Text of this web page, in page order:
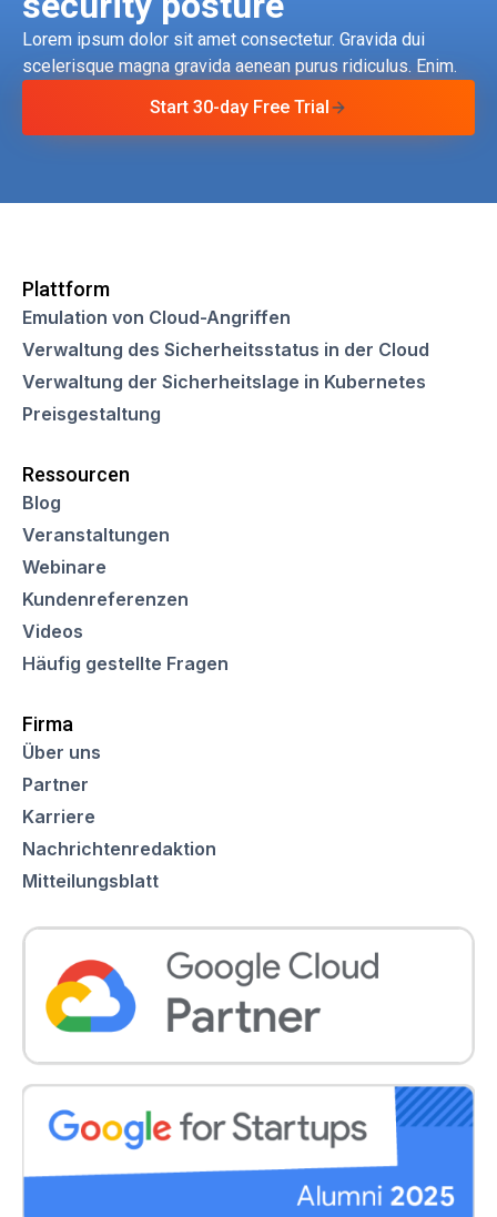
Lorem ipsum dolor sit amet consectetur. Gravida dui
scelerisque magna gravida aenean purus ridiculus. Enim.
Start 30-day Free Trial
Plattform
Emulation von Cloud-Angriffen
Verwaltung des Sicherheitsstatus in der Cloud
Verwaltung der Sicherheitslage in Kubernetes
Preisgestaltung
Ressourcen
Blog
Veranstaltungen
Webinare
Kundenreferenzen
Videos
Häufig gestellte Fragen
Firma
Über uns
Partner
Karriere
Nachrichtenredaktion
Mitteilungsblatt